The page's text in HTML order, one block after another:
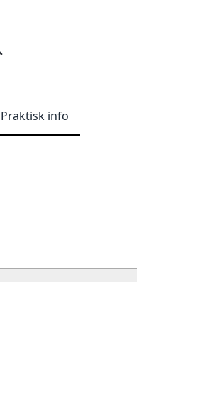
Praktisk info